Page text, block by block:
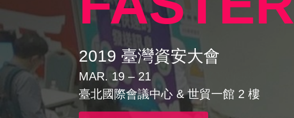
2019 臺灣資安大會
MAR. 19 – 21
臺北國際會議中心 & 世貿一館 2 樓